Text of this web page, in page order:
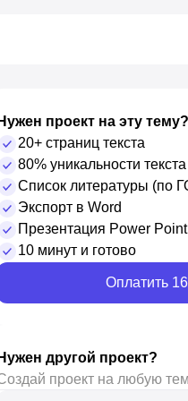
Нужен проект на эту тему?
20+ страниц текста
80% уникальности текста
Список литературы (по
Экспорт в Word
Презентация Power Point
10 минут и готово
Оплатить
Нужен другой проект?
проект на любую